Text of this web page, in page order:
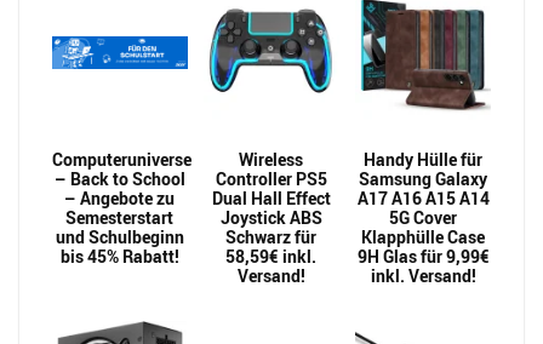
Computeruniverse
– Back to School
– Angebote zu
Semesterstart
und Schulbeginn
bis 45% Rabatt!
Wireless
Controller PS5
Dual Hall Effect
Joystick ABS
Schwarz für
58,59€ inkl.
Versand!
Handy Hülle für
Samsung Galaxy
A17 A16 A15 A14
5G Cover
Klapphülle Case
9H Glas für 9,99€
inkl. Versand!